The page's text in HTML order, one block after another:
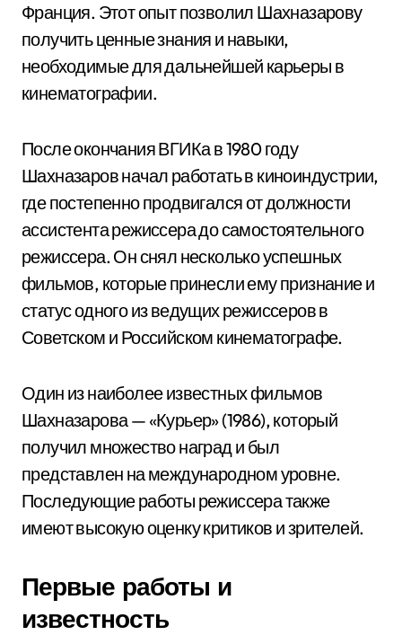
Франция. Этот опыт позволил Шахназарову
получить ценные знания и навыки,
необходимые для дальнейшей карьеры в
кинематографии.
После окончания ВГИКа в 1980 году
Шахназаров начал работать в киноиндустрии,
где постепенно продвигался от должности
ассистента режиссера до самостоятельного
режиссера. Он снял несколько успешных
фильмов, которые принесли ему признание и
статус одного из ведущих режиссеров в
Советском и Российском кинематографе.
Один из наиболее известных фильмов
Шахназарова — «Курьер» (1986), который
получил множество наград и был
представлен на международном уровне.
Последующие работы режиссера также
имеют высокую оценку критиков и зрителей.
Первые работы и
известность